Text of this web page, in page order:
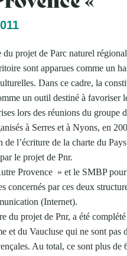
projet de Parc naturel
sont apparues comme un
Dans ce cadre, la
un outil destiné à favoriser
lors des réunions du groupe
à Serres et à Nyons, en
de l’écriture de la charte du
le projet de Pnr.
Provence » et le SMBP pour
concernés par ces deux
(Internet).
du projet de Pnr, a été
et du Vaucluse qui ne sont pas
Au total, ce sont plus de